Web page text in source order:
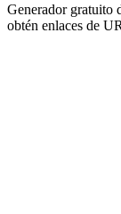
Generador gratuito
obtén enlaces de